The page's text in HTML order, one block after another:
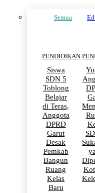
Semua
PENDIDIKAN
Siswa
SDN 5
Toblong
Belajar
di Teras,
Anggota
DPRD
Garut
Desak
Pemkab
Bangun
Ruang
Kelas
Baru